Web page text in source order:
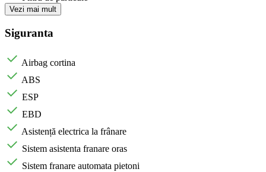
Vezi mai mult
Siguranta
Airbag cortina
ABS
ESP
EBD
Asistență electrica la frânare
Sistem asistenta franare oras
Sistem franare automata pietoni